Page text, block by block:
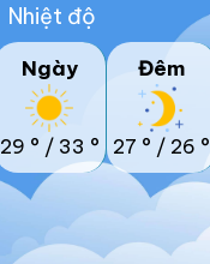
Nhiệt độ
Ngày
29 ° / 33 °
Đêm
27 ° / 26 °